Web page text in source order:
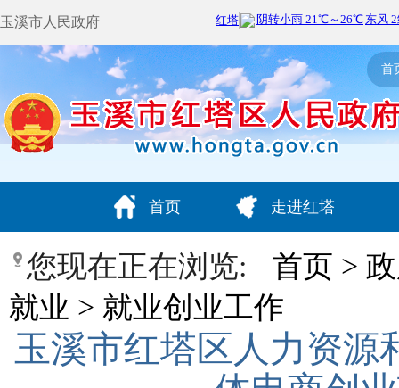
玉溪市人民政府
首
首页 走进红塔
您现在正在浏览: 首页 >
就业 > 就业创业工作
玉溪市红塔区人力资源